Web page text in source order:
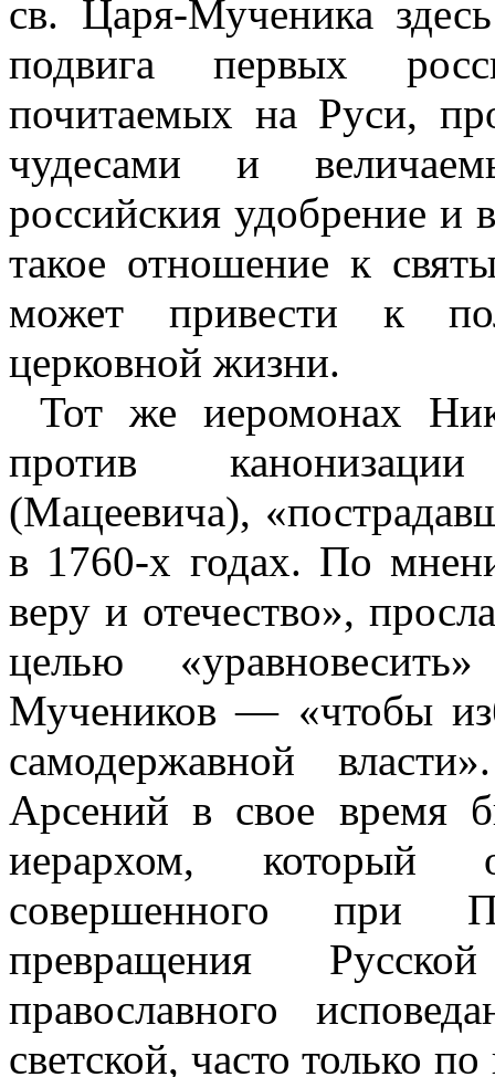
св. Царя-Мученика
подвига первых
почитаемых на Руси,
чудесами и
российския удобрение и
такое отношение к
может привести к
церковной жизни.
Тот же иеромонах
против
(Мацеевича),
в 1760-х годах. По
веру и отечество»,
целью
Мучеников — «чтобы
самодержавной
Арсений в свое время
иерархом, который
совершенного при
превращения
православного
светской, часто только